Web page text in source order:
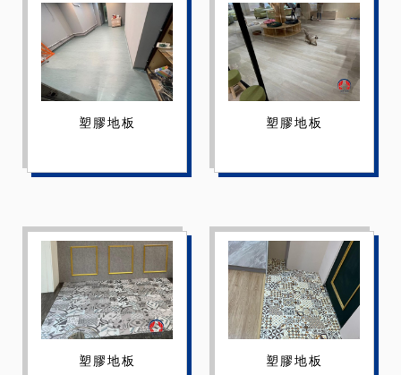
塑膠地板 塑膠地板
塑膠地板 塑膠地板